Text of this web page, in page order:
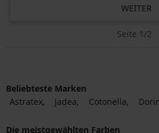
WEITER
Seite 1/2
Beliebteste Marken
Astratex
Jadea Cotonella
Die meistgewählten Farben